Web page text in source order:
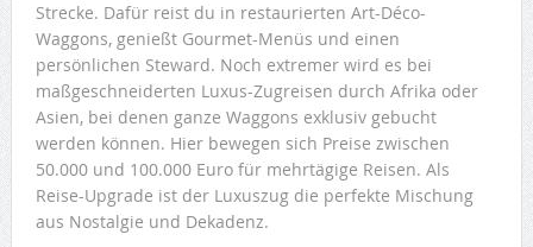
Strecke. Dafür reist du in restaurierten Art-Déco-
Waggons, genießt Gourmet-Menüs und einen
persönlichen Steward. Noch extremer wird es bei
maßgeschneiderten Luxus-Zugreisen durch Afrika oder
Asien, bei denen ganze Waggons exklusiv gebucht
werden können. Hier bewegen sich Preise zwischen
50.000 und 100.000 Euro für mehrtägige Reisen. Als
Reise-Upgrade ist der Luxuszug die perfekte Mischung
aus Nostalgie und Dekadenz.